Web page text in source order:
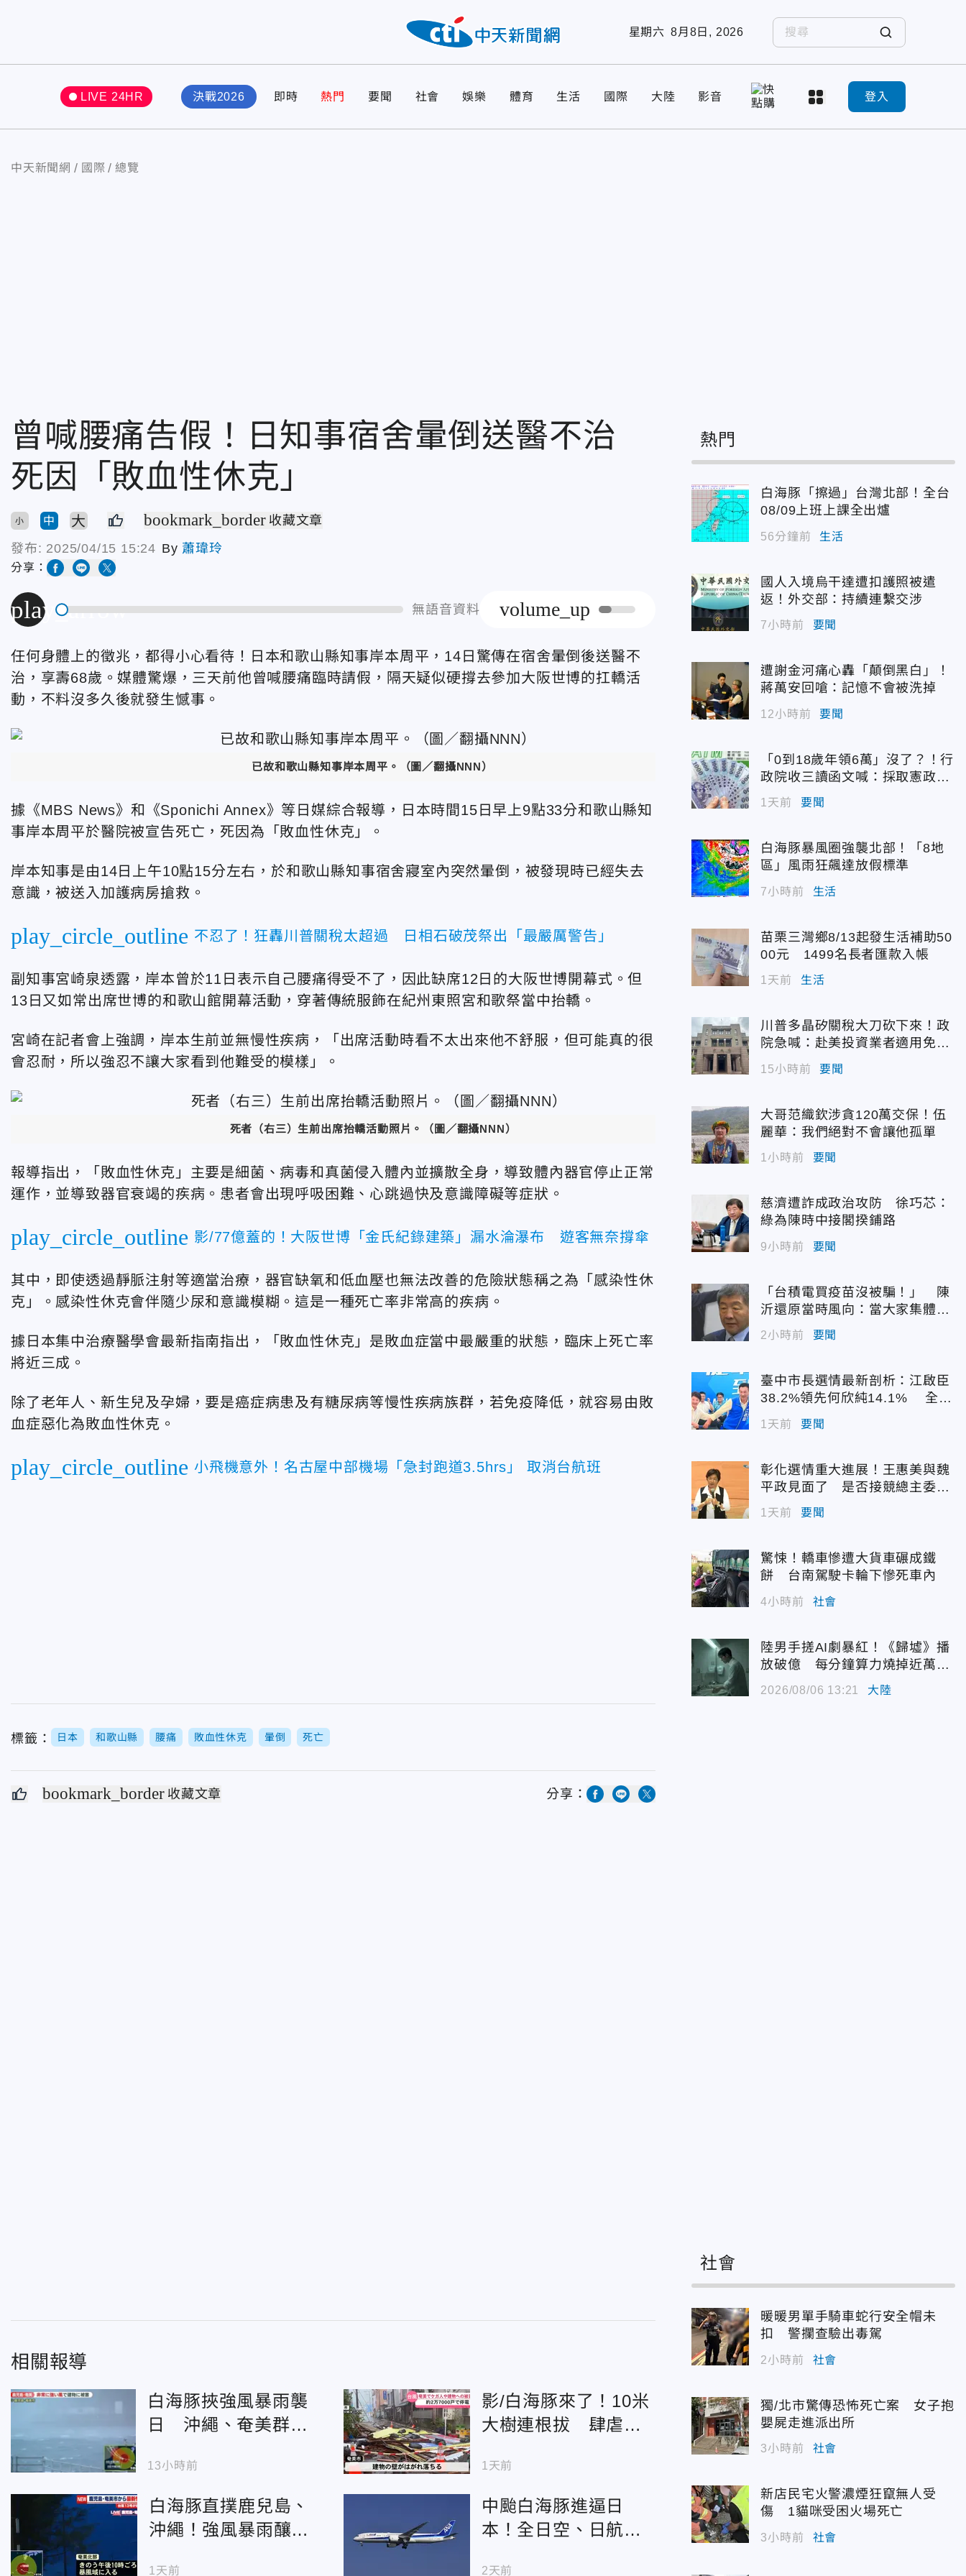
星期六 8月8日, 2026
LIVE 24HR 決戰2026 即時 熱門 要聞 社會 娛樂 體育 生活 國際 大陸 影音 登入
中天新聞網 國際 總覽
曾喊腰痛告假！日知事宿舍暈倒送醫不治
死因「敗血性休克」
小 中 大 bookmark_border 收藏文章
發布: 2025/04/15 15:24 By 蕭瑋玲
分享：
play_arrow 無語音資料 volume_up
任何身體上的徵兆，都得小心看待！日本和歌山縣知事岸本周平，14日驚傳在宿舍暈倒後送醫不
治，享壽68歲。媒體驚爆，三天前他曾喊腰痛臨時請假，隔天疑似硬撐去參加大阪世博的扛轎活
動，不料沒多久後就發生憾事。
已故和歌山縣知事岸本周平。（圖／翻攝NNN）
據《MBS News》和《Sponichi Annex》等日媒綜合報導，日本時間 15 日早上9點33分和歌山縣知
事岸本周平於醫院被宣告死亡，死因為「敗血性休克」
。
岸本知事是由14日上午10點15分左右，於和歌山縣知事宿舍寢室內突然暈倒，被發現時已經失去
意識，被送入加護病房搶救。
play_circle_outline 不忍了！狂轟川普關稅太超過 日相石破茂祭出「最嚴厲警告」
副知事宮崎泉透露，岸本曾於11日表示自己腰痛得受不了，因此缺席12日的大阪世博開幕式。但
13日又如常出席世博的和歌山館開幕活動，穿著傳統服飾在紀州東照宮和歌祭當中抬轎。
宮崎在記者會上強調，岸本生前並無慢性疾病，「出席活動時看不太出來他不舒服，但可能真的很
會忍耐，所以強忍不讓大家看到他難受的模樣」。
死者（右三）生前出席抬轎活動照片。（圖／翻攝NNN）
報導指出，「敗血性休克」主要是細菌、病毒和真菌侵入體內並擴散全身，導致體內器官停止正常
運作，並導致器官衰竭的疾病。患者會出現呼吸困難、心跳過快及意識障礙等症狀。
play_circle_outline 影/77億蓋的！大阪世博「金氏紀錄建築」漏水淪瀑布 遊客無奈撐傘
其中，即使透過靜脈注射等適當治療，器官缺氧和低血壓也無法改善的危險狀態稱之為「感染性休
克」。感染性休克會伴隨少尿和意識模糊。這是一種死亡率非常高的疾病。
據日本集中治療醫學會最新指南指出，「敗血性休克」是敗血症當中最嚴重的狀態，臨床上死亡率
將近三成。
除了老年人、新生兒及孕婦，要是癌症病患及有糖尿病等慢性疾病族群，若免疫降低，就容易由敗
血症惡化為敗血性休克。
play_circle_outline 小飛機意外！名古屋中部機場「急封跑道3.5hrs」 取消台航班
標籤： 日本 和歌山縣 腰痛 敗血性休克 暈倒 死亡
bookmark_border 收藏文章 分享：
相關報導
白海豚挾強風暴雨襲
日 沖繩、奄美群島
13小時前
影/白海豚來了！10米
大樹連根拔 肆虐沖
1天前
白海豚直撲鹿兒島、
沖繩！強風暴雨釀停
1天前
中颱白海豚進逼日
本！全日空、日航停
2天前
熱門
白海豚「擦過」台灣北部！全台
08/09上班上課全出爐
56分鐘前 生活
國人入境烏干達遭扣護照被遣
返！外交部：持續連繫交涉
7小時前 要聞
遭謝金河痛心轟「顛倒黑白」！
蔣萬安回嗆：記憶不會被洗掉
12小時前 要聞
「0到18歲年領6萬」沒了？！行
政院收三讀函文喊：採取憲政作
1天前 要聞
白海豚暴風圈強襲北部！「8地
區」風雨狂飆達放假標準
7小時前 生活
苗栗三灣鄉8/13起發生活補助50
00元 1499名長者匯款入帳
1天前 生活
川普多晶矽關稅大刀砍下來！政
院急喊：赴美投資業者適用免稅
配額
15小時前 要聞
大哥范織欽涉貪120萬交保！伍
麗華：我們絕對不會讓他孤單
1小時前 要聞
慈濟遭詐成政治攻防 徐巧芯：
綠為陳時中接閣揆鋪路
9小時前 要聞
「台積電買疫苗沒被騙！」 陳
沂還原當時風向：當大家集體失
憶？
2小時前 要聞
臺中市長選情最新剖析：江啟臣
38.2%領先何欣純14.1% 全世
代支持度全面居首
1天前 要聞
彰化選情重大進展！王惠美與魏
平政見面了 是否接競總主委態
度曝光
1天前 要聞
驚悚！轎車慘遭大貨車碾成鐵
餅 台南駕駛卡輪下慘死車內
4小時前 社會
陸男手搓AI劇暴紅！《歸墟》播
放破億 每分鐘算力燒掉近萬台
2026/08/06 13:21 大陸
社會
暖暖男單手騎車蛇行安全帽未
扣 警攔查驗出毒駕
2小時前 社會
獨/北市驚傳恐怖死亡案 女子抱
嬰屍走進派出所
3小時前 社會
新店民宅火警濃煙狂竄無人受
傷 1貓咪受困火場死亡
3小時前 社會